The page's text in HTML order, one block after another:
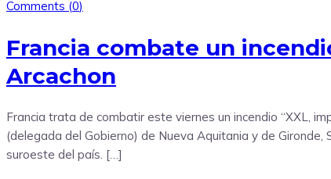
Comments (0)
Francia combate un
Arcachon
Francia trata de combatir este viernes un incendio “XXL,
(delegada del Gobierno) de Nueva Aquitania y de
suroeste del país. […]